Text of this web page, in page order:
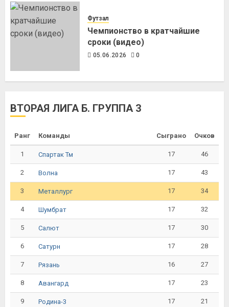
Футзал
Чемпионство в кратчайшие
сроки (видео)
05.06.2026 0
ВТОРАЯ ЛИГА Б. ГРУППА 3
Ранг Команды Сыграно Очков
1 Спартак Тм 17 46
2 Волна 17 43
3 Металлург 17 34
4 Шумбрат 17 32
5 Салют 17 30
6 Сатурн 17 28
7 Рязань 16 27
8 Авангард 17 23
9 Родина-3 17 21